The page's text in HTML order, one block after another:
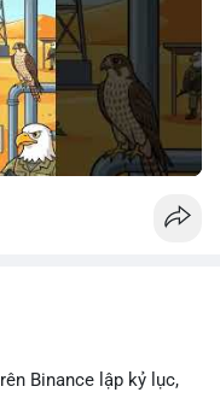
Binance lập kỷ lục,